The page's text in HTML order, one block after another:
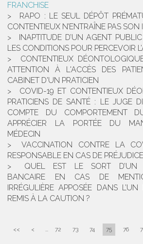
FRANCHISE
RAPO : LE SEUL DÉPÔT
CONTENTIEUX N’ENTRAÎNE PAS SON
INAPTITUDE D’UN AGENT
LES CONDITIONS POUR PERCEVOIR
CONTENTIEUX
ATTENTION À L'ACCÈS DES
CABINET D'UN PRATICIEN
COVID-19 ET CONTENTIEUX
PRATICIENS DE SANTÉ : LE JUGE
COMPTE DU COMPORTEMENT
APPRÉCIER LA PORTÉE DU
MÉDECIN
VACCINATION CONTRE LA
RESPONSABLE EN CAS DE
QUEL EST LE SORT D’UN
BANCAIRE EN CAS DE
IRRÉGULIÈRE APPOSÉE DANS L’UN
REMIS À LA CAUTION ?
<< < ... 72 73 74 75 76